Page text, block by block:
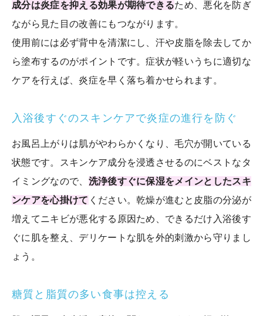
成分は炎症を抑える効果が期待できるため、悪化を防ぎ
ながら見た目の改善にもつながります。
使用前には必ず背中を清潔にし、汗や皮脂を除去してか
ら塗布するのがポイントです。症状が軽いうちに適切な
ケアを行えば、炎症を早く落ち着かせられます。
入浴後すぐのスキンケアで炎症の進行を防ぐ
お風呂上がりは肌がやわらかくなり、毛穴が開いている
状態です。スキンケア成分を浸透させるのにベストなタ
イミングなので、 洗浄後すぐに保湿をメインとしたスキ
ンケアを心掛けて ください。乾燥が進むと皮脂の分泌が
増えてニキビが悪化する原因ため、できるだけ入浴後す
ぐに肌を整え、デリケートな肌を外的刺激から守りまし
ょう。
糖質と脂質の多い食事は控える